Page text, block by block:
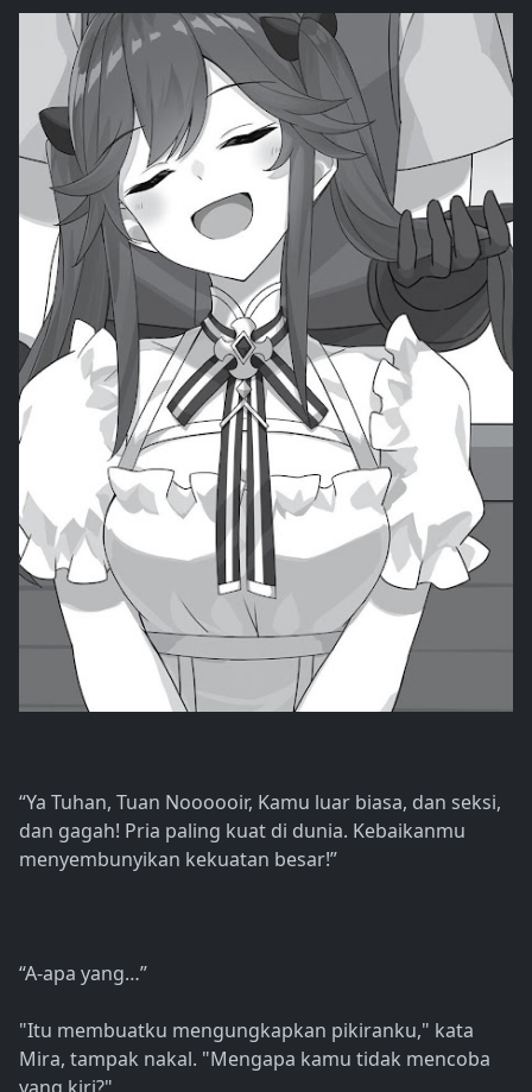
“Ya Tuhan, Tuan Noooooir, Kamu luar biasa, dan seksi,
dan gagah! Pria paling kuat di dunia. Kebaikanmu
menyembunyikan kekuatan besar!”
“A-apa yang…”
"Itu membuatku mengungkapkan pikiranku," kata
Mira, tampak nakal. "Mengapa kamu tidak mencoba